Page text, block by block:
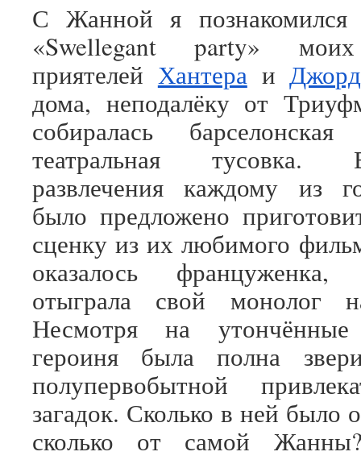
С Жанной я познакомился
«Swellegant party» моих
приятелей Хантераи
дома, неподалёку от
собиралась барселонская
театральная тусовка.
развлечения каждому из
было предложено
сценку из их любимого
оказалось француженка,
отыграла свой монолог
Несмотря на
героиня была полна
полупервобытной
загадок. Сколько в ней было
сколько от самой